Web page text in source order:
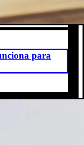
para